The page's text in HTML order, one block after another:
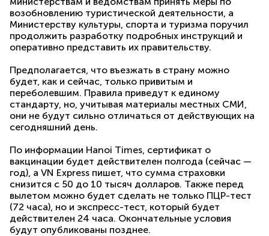
возобновлению туристической деятельности, а
Министерству культуры, спорта и туризма поручил
продолжить разработку подробных инструкций и
оперативно представить их правительству.
Предполагается, что въезжать в страну можно
будет, как и сейчас, только привитым и
переболевшим. Правила приведут к единому
стандарту, но, учитывая материалы местных СМИ,
они не будут сильно отличаться от действующих на
сегодняшний день.
По информации Hanoi Times, сертификат о
вакцинации будет действителен полгода (сейчас —
год), а VN Express пишет, что сумма страховки
снизится с 50 до 10 тысяч долларов. Также перед
вылетом можно будет сделать не только ПЦР-тест
(72 часа), но и экспресс-тест, который будет
действителен 24 часа. Окончательные условия
будут опубликованы позднее.